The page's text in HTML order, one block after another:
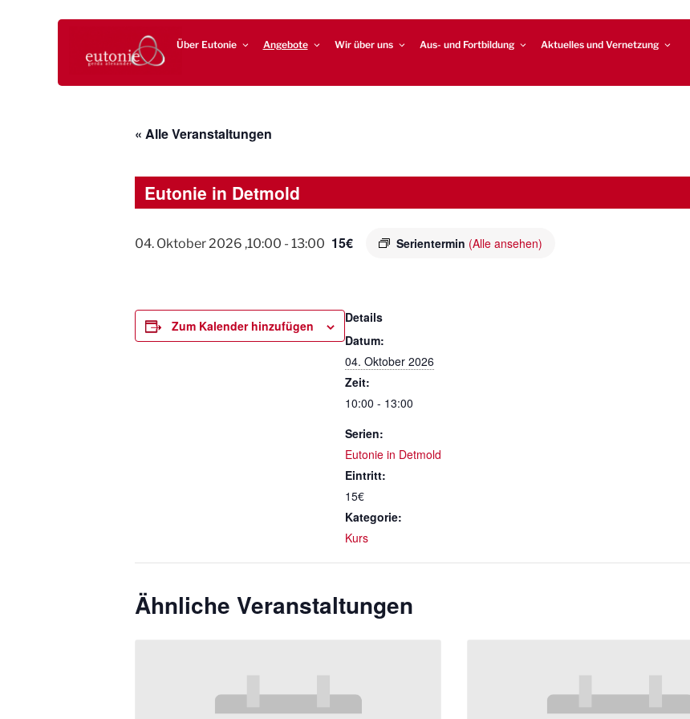
EUTONIE.DE
Über Eutonie Angebote Wir über uns Aus- und Fortbildung Aktuelles und Vernetzung
« Alle Veranstaltungen
Eutonie in Detmold
04. Oktober 2026 ,10:00 - 13:00 Serientermin (Alle ansehen)
15€
Zum Kalender hinzufügen
Details
Datum:
04. Oktober 2026
Zeit:
10:00 - 13:00
Serien:
Eutonie in Detmold
Eintritt:
15€
Kategorie:
Kurs
Ähnliche Veranstaltungen